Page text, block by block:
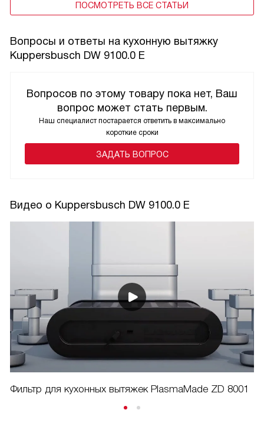
ПОСМОТРЕТЬ ВСЕ СТАТЬИ
Вопросы и ответы на кухонную вытяжку
Kuppersbusch DW 9100.0 E
Вопросов по этому товару пока нет, Ваш
вопрос может стать первым.
Наш специалист постарается ответить в максимально
короткие сроки
ЗАДАТЬ ВОПРОС
Видео о Kuppersbusch DW 9100.0 E
Фильтр для кухонных вытяжек PlasmaMade ZD 8001